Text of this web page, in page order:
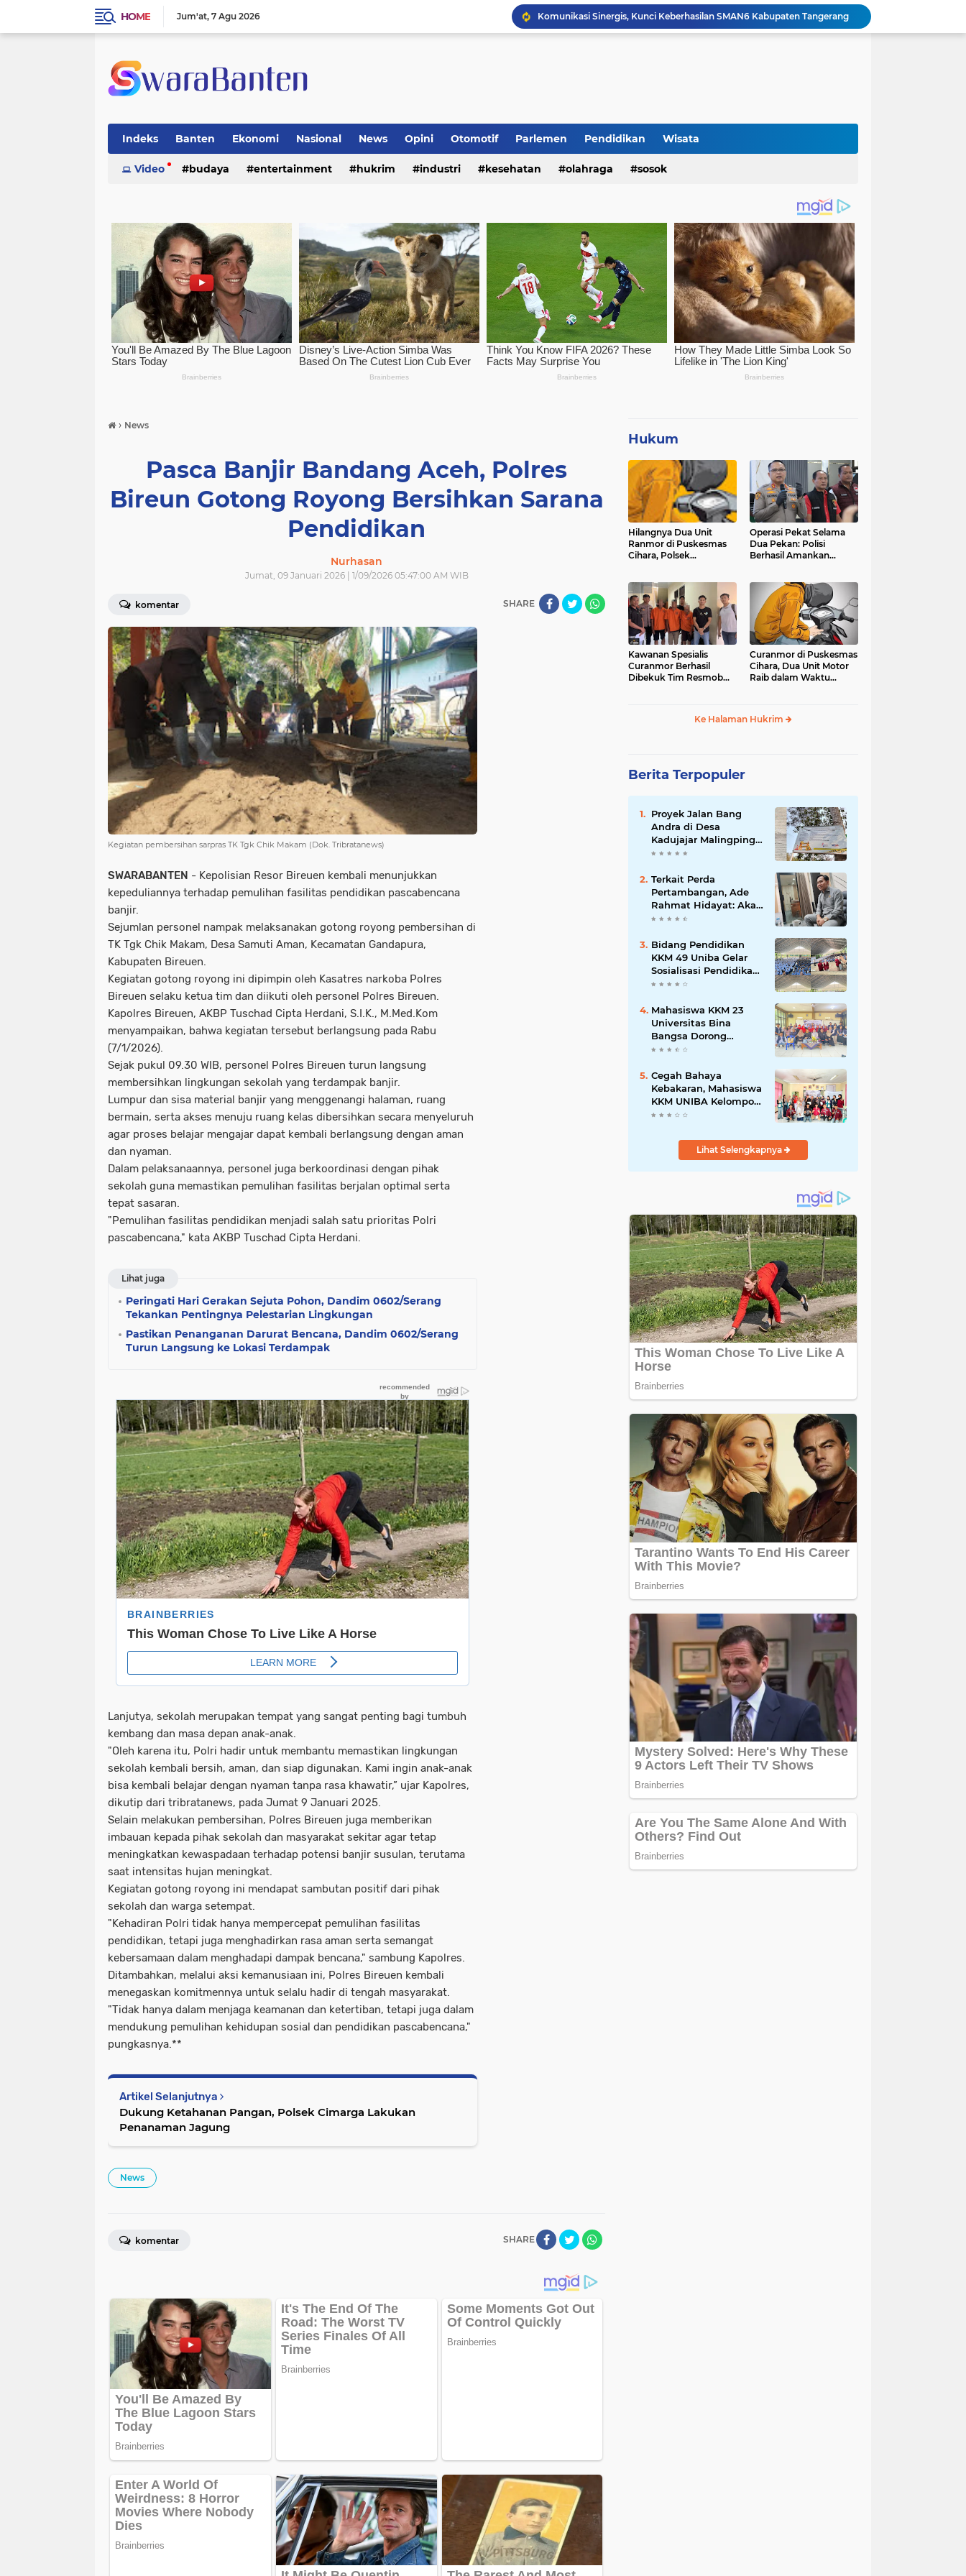
HOME Jum'at 7 Agu 2026
Optimalisasi Produksi UMKM Keripik melalui Penerapan Alat Spinner Peniris Minyak oleh KKM 45 Universitas Bina Bangsa
Retak di Jalan Program Bang Andra: Aktivis Tuding Lemahnya Pengawasan, PUPR Banten Masih Slow Respon
Komunikasi Sinergis, Kunci Keberhasilan SMAN6 Kabupaten Tangerang
Indeks Banten Ekonomi Nasional News Opini Otomotif Parlemen Pendidikan Wisata
Video budaya entertainment hukrim industri kesehatan olahraga sosok
› News
Pasca Banjir Bandang Aceh, Polres
Bireun Gotong Royong Bersihkan Sarana
Pendidikan
Nurhasan
Jumat, 09 Januari 2026 | 1/09/2026 05:47:00 AM WIB
komentar SHARE
Kegiatan pembersihan sarpras TK Tgk Chik Makam (Dok. Tribratanews)
SWARABANTEN - Kepolisian Resor Bireuen kembali menunjukkan
kepeduliannya terhadap pemulihan fasilitas pendidikan pascabencana
banjir.
Sejumlan personel nampak melaksanakan gotong royong pembersihan di
TK Tgk Chik Makam, Desa Samuti Aman, Kecamatan Gandapura,
Kabupaten Bireuen.
Kegiatan gotong royong ini dipimpin oleh Kasatres narkoba Polres
Bireuen selaku ketua tim dan diikuti oleh personel Polres Bireuen.
Kapolres Bireuen, AKBP Tuschad Cipta Herdani, S.I.K., M.Med.Kom
menyampaikan, bahwa kegiatan tersebut berlangsung pada Rabu
(7/1/2026).
Sejak pukul 09.30 WIB, personel Polres Bireuen turun langsung
membersihkan lingkungan sekolah yang terdampak banjir.
Lumpur dan sisa material banjir yang menggenangi halaman, ruang
bermain, serta akses menuju ruang kelas dibersihkan secara menyeluruh
agar proses belajar mengajar dapat kembali berlangsung dengan aman
dan nyaman.
Dalam pelaksanaannya, personel juga berkoordinasi dengan pihak
sekolah guna memastikan pemulihan fasilitas berjalan optimal serta
tepat sasaran.
"Pemulihan fasilitas pendidikan menjadi salah satu prioritas Polri
pascabencana," kata AKBP Tuschad Cipta Herdani.
Lihat juga
Peringati Hari Gerakan Sejuta Pohon, Dandim 0602/Serang
Tekankan Pentingnya Pelestarian Lingkungan
Pastikan Penanganan Darurat Bencana, Dandim 0602/Serang
Turun Langsung ke Lokasi Terdampak
Lanjutya, sekolah merupakan tempat yang sangat penting bagi tumbuh
kembang dan masa depan anak-anak.
"Oleh karena itu, Polri hadir untuk membantu memastikan lingkungan
sekolah kembali bersih, aman, dan siap digunakan. Kami ingin anak-anak
bisa kembali belajar dengan nyaman tanpa rasa khawatir,” ujar Kapolres,
dikutip dari tribratanews, pada Jumat 9 Januari 2025.
Selain melakukan pembersihan, Polres Bireuen juga memberikan
imbauan kepada pihak sekolah dan masyarakat sekitar agar tetap
meningkatkan kewaspadaan terhadap potensi banjir susulan, terutama
saat intensitas hujan meningkat.
Kegiatan gotong royong ini mendapat sambutan positif dari pihak
sekolah dan warga setempat.
"Kehadiran Polri tidak hanya mempercepat pemulihan fasilitas
pendidikan, tetapi juga menghadirkan rasa aman serta semangat
kebersamaan dalam menghadapi dampak bencana," sambung Kapolres.
Ditambahkan, melalui aksi kemanusiaan ini, Polres Bireuen kembali
menegaskan komitmennya untuk selalu hadir di tengah masyarakat.
"Tidak hanya dalam menjaga keamanan dan ketertiban, tetapi juga dalam
mendukung pemulihan kehidupan sosial dan pendidikan pascabencana,"
pungkasnya.**
Artikel Selanjutnya
Dukung Ketahanan Pangan, Polsek Cimarga Lakukan
Penanaman Jagung
News
SHARE
komentar
Hukum
Hilangnya Dua Unit
Ranmor di Puskesmas
Cihara, Polsek
Operasi Pekat Selama
Dua Pekan: Polisi
Berhasil Amankan
Kawanan Spesialis
Curanmor Berhasil
Dibekuk Tim Resmob
Curanmor di Puskesmas
Cihara, Dua Unit Motor
Raib dalam Waktu
Ke Halaman Hukrim
Berita Terpopuler
Proyek Jalan Bang
Andra di Desa
Kadujajar Malingping
Diduga Asal-asalan
Terkait Perda
Pertambangan, Ade
Rahmat Hidayat: Akan
Berikan Kepastian
Masyarakat dan
Pelaku Usaha
Bidang Pendidikan
KKM 49 Uniba Gelar
Sosialisasi Pendidikan
Karakter dan
SMP Negeri 1 Baros
Mahasiswa KKM 23
Universitas Bina
Bangsa Dorong
Pemberdayaan
Seminar di Desa
Pelawad
Cegah Bahaya
Kebakaran, Mahasiswa
KKM UNIBA Kelompok
03 Edukasi Warga
Instalasi dan K3 Listrik
Lihat Selengkapnya